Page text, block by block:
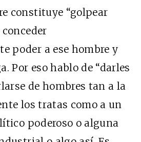
constituye “golpear
poder a ese hombre y
Por eso hablo de “darles
de hombres tan a la
los tratas como a un
poderoso o alguna